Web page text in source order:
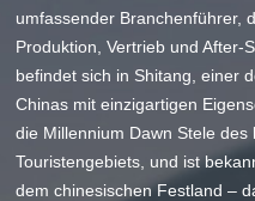
umfassender Branchenführer,
Produktion, Vertrieb und After-
befindet sich in Shitang, einer
Chinas mit einzigartigen
die Millennium Dawn Stele
Touristengebiets, und ist
dem chinesischen Festland –